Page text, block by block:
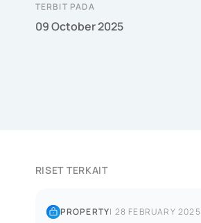
TERBIT PADA
09 October 2025
RISET TERKAIT
PROPERTY| 28 FEBRUARY 2025